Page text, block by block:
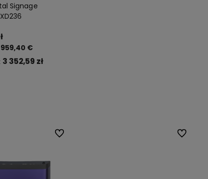
Signage
959,40 €
3 352,59 zł
Do ulubionych Do